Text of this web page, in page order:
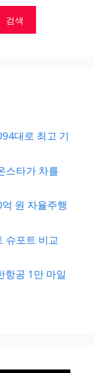
검색
대로 최고 기
스타가 차를
원 자율주행
슈포트 비교
항공 1만 마일